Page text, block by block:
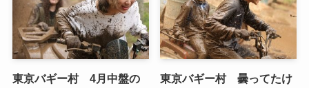
東京バギー村 4月中盤の 東京バギー村 曇ってたけ